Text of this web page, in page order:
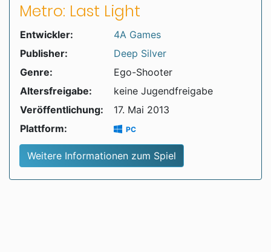
Metro: Last Light
Entwickler:
4A Games
Publisher:
Deep Silver
Genre:
Ego-Shooter
Altersfreigabe:
keine Jugendfreigabe
Veröffentlichung:
17. Mai 2013
Plattform:
PC
Weitere Informationen zum Spiel